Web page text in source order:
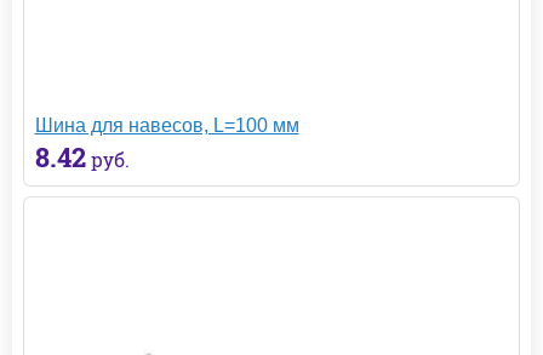
Шина для навесов, L=100 мм
8.42 руб.